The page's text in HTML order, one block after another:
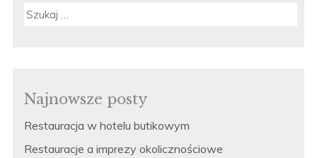
Szukaj:
Najnowsze posty
Restauracja w hotelu butikowym
Restauracje a imprezy okolicznościowe